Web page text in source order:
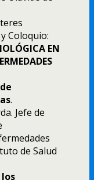
Coloquio:
EN
.
Jefe de
de Salud